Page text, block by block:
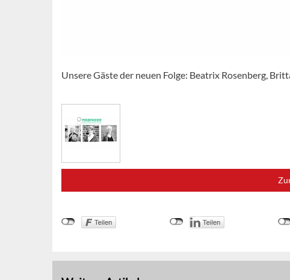
Unsere Gäste der neuen Folge: Beatrix Rosenberg,